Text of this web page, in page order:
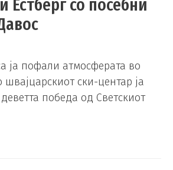
со посебни
ја пофали атмосферата во
швајцарскиот ски-центар ја
победа од Светскиот